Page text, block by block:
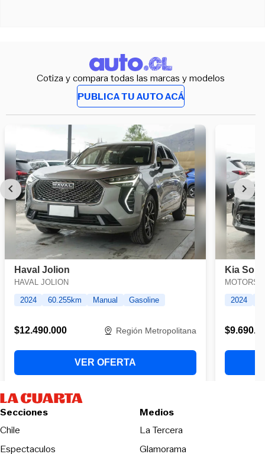
Cotiza y compara todas las marcas y modelos
PUBLICA TU AUTO ACÁ
Secciones
Chile
Espectaculos
Medios
La TerceraOpens in new
Glamorama